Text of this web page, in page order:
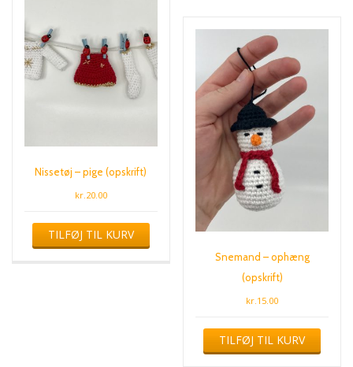
Nissetøj – pige (opskrift)
kr. 20.00
TILFØJ TIL KURV
Snemand – ophæng
(opskrift)
kr. 15.00
TILFØJ TIL KURV